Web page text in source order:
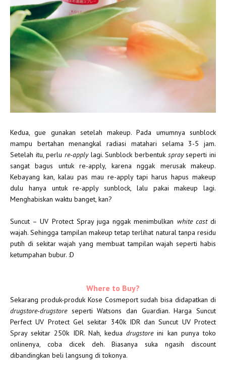
Kedua, gue gunakan setelah makeup. Pada umumnya sunblock
mampu bertahan menangkal radiasi matahari selama 3-5 jam.
Setelah itu, perlu re-applylagi. Sunblock berbentuk sprayseperti ini
sangat bagus untuk re-apply, karena nggak merusak makeup.
Kebayang kan, kalau pas mau re-apply tapi harus hapus makeup
dulu hanya untuk re-apply sunblock, lalu pakai makeup lagi.
Menghabiskan waktu banget, kan?
Suncut – UV Protect Spray juga nggak menimbulkan white castdi
wajah. Sehingga tampilan makeup tetap terlihat natural tanpa residu
putih di sekitar wajah yang membuat tampilan wajah seperti habis
ketumpahan bubur. :D
Where to Buy?
Sekarang produk-produk Kose Cosmeport sudah bisa didapatkan di
drugstore-drugstoreseperti Watsons dan Guardian. Harga Suncut
Perfect UV Protect Gel sekitar 340k IDR dan Suncut UV Protect
Spray sekitar 250k IDR. Nah, keduadrugstoreini kan punya toko
onlinenya, coba dicek deh. Biasanya suka ngasih discount
dibandingkan beli langsung di tokonya.